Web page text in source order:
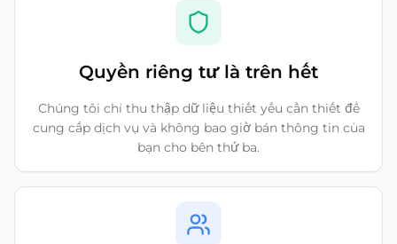
Quyền riêng tư là trên hết
Chúng tôi chỉ thu thập dữ liệu thiết yếu cần thiết để
cung cấp dịch vụ và không bao giờ bán thông tin của
bạn cho bên thứ ba.